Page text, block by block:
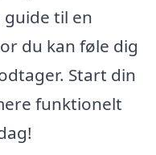
til en
du kan føle dig
Start din
funktionelt